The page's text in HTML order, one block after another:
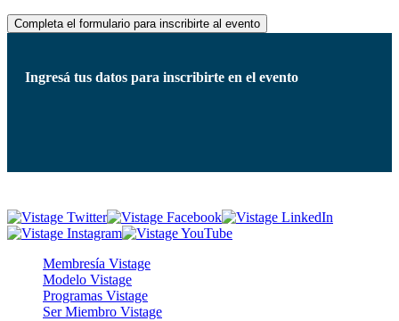
Completa el formulario para inscribirte al evento
Ingresá tus datos para inscribirte en el evento
Membresía Vistage
Modelo Vistage
Programas Vistage
Ser Miembro Vistage